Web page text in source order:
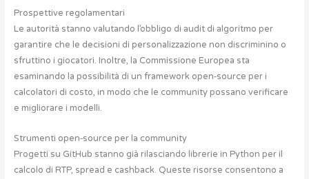
Prospettive regolamentari
Le autorità stanno valutando l’obbligo di audit di algoritmo per
garantire che le decisioni di personalizzazione non discriminino o
sfruttino i giocatori. Inoltre, la Commissione Europea sta
esaminando la possibilità di un framework open‑source per i
calcolatori di costo, in modo che le community possano verificare
e migliorare i modelli.
Strumenti open‑source per la community
Progetti su GitHub stanno già rilasciando librerie in Python per il
calcolo di RTP, spread e cashback. Queste risorse consentono a